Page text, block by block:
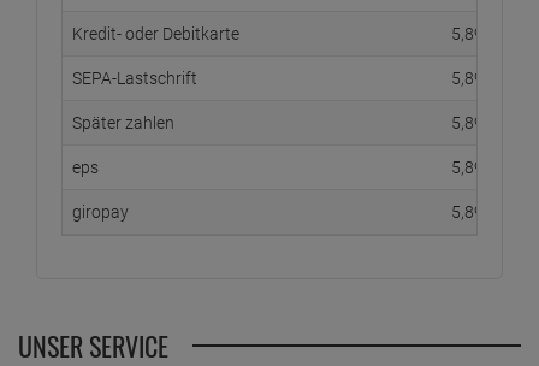
Kredit- oder Debitkarte 5, 89
SEPA-Lastschrift 5, 89
Später zahlen 5, 89
eps 5, 89
giropay 5, 89
UNSER SERVICE